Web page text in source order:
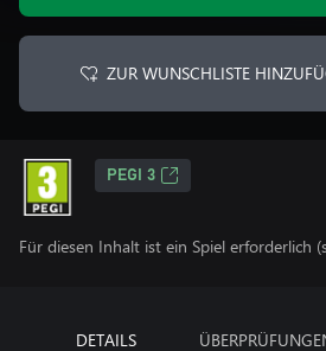
ZUR WUNSCHLISTE
PEGI 3
Für diesen Inhalt ist ein Spiel erforderlich
DETAILS